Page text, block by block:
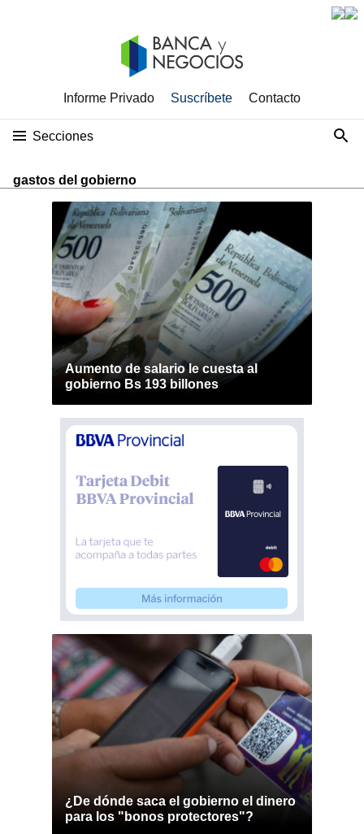
Informe Privado Suscríbete Contacto
Secciones
gastos del gobierno
Aumento de salario le cuesta al
gobierno Bs 193 billones
¿De dónde saca el gobierno el dinero
para los "bonos protectores"?